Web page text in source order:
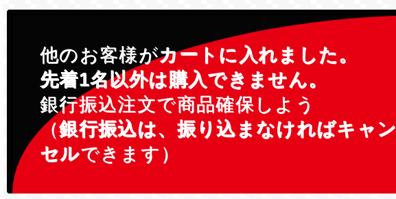
他のお客様がカートに入れました。
先着1名以外は購入できません。
銀行振込注文で商品確保しよう
（銀行振込は、振り込まなければキャン
セルできます）